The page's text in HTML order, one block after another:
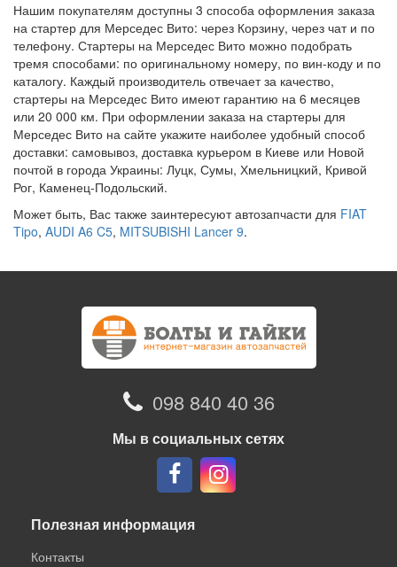
Нашим покупателям доступны 3 способа оформления заказа
на стартер для Мерседес Вито: через Корзину, через чат и по
телефону. Стартеры на Мерседес Вито можно подобрать
тремя способами: по оригинальному номеру, по вин-коду и по
каталогу. Каждый производитель отвечает за качество,
стартеры на Мерседес Вито имеют гарантию на 6 месяцев
или 20 000 км. При оформлении заказа на стартеры для
Мерседес Вито на сайте укажите наиболее удобный способ
доставки: самовывоз, доставка курьером в Киеве или Новой
почтой в города Украины: Луцк, Сумы, Хмельницкий, Кривой
Рог, Каменец-Подольский.
Может быть, Вас также заинтересуют автозапчасти для FIAT
Tipo, AUDI A6 C5, MITSUBISHI Lancer 9.
098 840 40 36
Мы в социальных сетях
Полезная информация
Контакты